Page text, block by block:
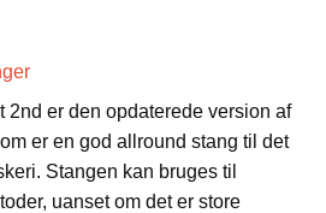
2nd er den opdaterede version af
er en god allround stang til det
Stangen kan bruges til
uanset om det er store